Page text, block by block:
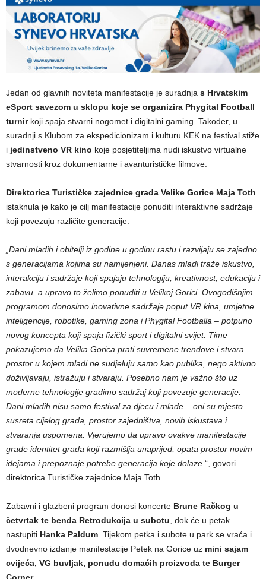
Jedan od glavnih noviteta manifestacije je suradnja s Hrvatskim
eSport savezom u sklopu koje se organizira Phygital Football
turnirkoji spaja stvarni nogomet i digitalni gaming. Također, u
suradnji s Klubom za ekspedicionizam i kulturu KEK na festival stiže
i jedinstveno VR kino koje posjetiteljima nudi iskustvo virtualne
stvarnosti kroz dokumentarne i avanturističke filmove.
Direktorica Turističke zajednice grada Velike Gorice Maja Toth
istaknula je kako je cilj manifestacije ponuditi interaktivne sadržaje
koji povezuju različite generacije.
„Dani mladih i obitelji iz godine u godinu rastu i razvijaju se zajedno
s generacijama kojima su namijenjeni. Danas mladi traže iskustvo,
interakciju i sadržaje koji spajaju tehnologiju, kreativnost, edukaciju i
zabavu, a upravo to želimo ponuditi u Velikoj Gorici. Ovogodišnjim
programom donosimo inovativne sadržaje poput VR kina, umjetne
inteligencije, robotike, gaming zona i Phygital Footballa – potpuno
novog koncepta koji spaja fizički sport i digitalni svijet. Time
pokazujemo da Velika Gorica prati suvremene trendove i stvara
prostor u kojem mladi ne sudjeluju samo kao publika, nego aktivno
doživljavaju, istražuju i stvaraju. Posebno nam je važno što uz
moderne tehnologije gradimo sadržaj koji povezuje generacije.
Dani mladih nisu samo festival za djecu i mlade – oni su mjesto
susreta cijelog grada, prostor zajedništva, novih iskustava i
stvaranja uspomena. Vjerujemo da upravo ovakve manifestacije
grade identitet grada koji razmišlja unaprijed, opata prostor novim
idejama i prepoznaje potrebe generacija koje dolaze.“, govori
direktorica Turističke zajednice Maja Toth.
Zabavni i glazbeni program donosi koncerte Brune Račkog u
četvrtak te benda Retrodukcija u subotu, dok će u petak
nastupiti Hanka Paldum. Tijekom petka i subote u park se vraća i
dvodnevno izdanje manifestacije Petek na Gorice uz mini sajam
cvijeća, VG buvljak, ponudu domaćih proizvoda te Burger